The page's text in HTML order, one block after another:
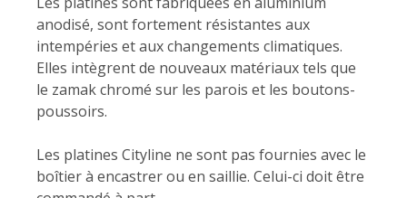
anodisé, sont fortement résistantes aux
intempéries et aux changements climatiques.
Elles intègrent de nouveaux matériaux tels que
le zamak chromé sur les parois et les boutons-
poussoirs.
Les platines Cityline ne sont pas fournies avec le
boîtier à encastrer ou en saillie. Celui-ci doit être